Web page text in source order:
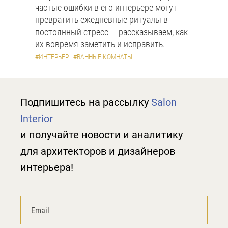
частые ошибки в его интерьере могут
превратить ежедневные ритуалы в
постоянный стресс — рассказываем, как
их вовремя заметить и исправить.
#ИНТЕРЬЕР #ВАННЫЕ КОМНАТЫ
Подпишитесь на рассылку Salon
Interior
и получайте новости и аналитику
для архитекторов и дизайнеров
интерьера!